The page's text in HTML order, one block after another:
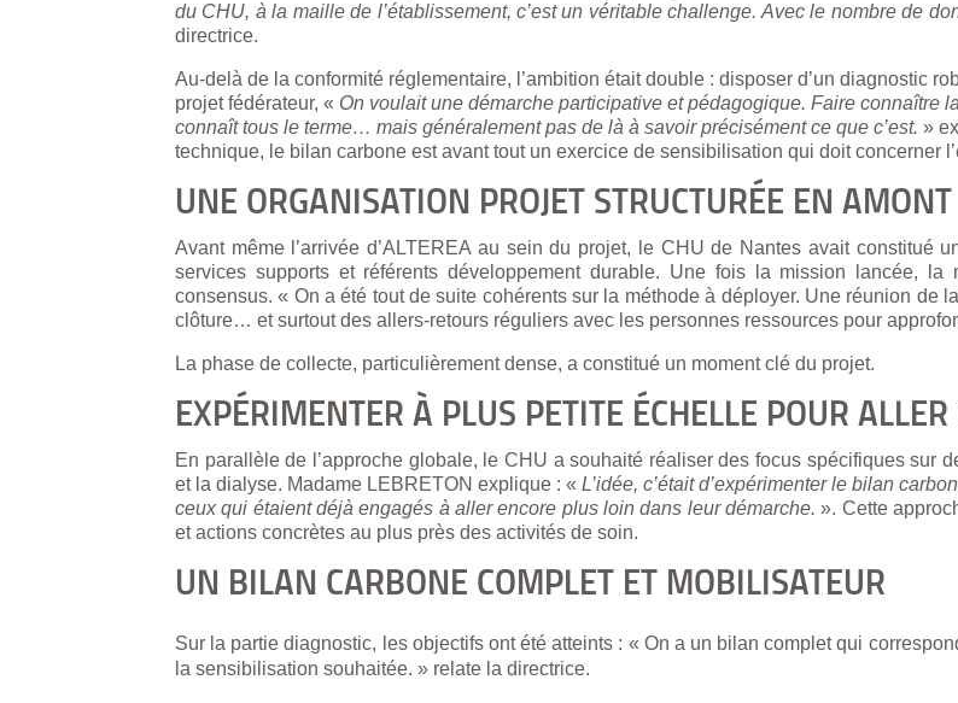
du CHU, à la maille de l’établissement, c’est un véritable challenge. Avec le nombre de
directrice.
Au-delà de la conformité réglementaire, l’ambition était double : disposer d’un diagnostic
projet fédérateur, « On voulait une démarche participative et pédagogique. Faire connaître
connaît tous le terme… mais généralement pas de là à savoir précisément ce que c’est. »
technique, le bilan carbone est avant tout un exercice de sensibilisation qui doit concerner
UNE ORGANISATION PROJET STRUCTURÉE EN AMONT
Avant même l’arrivée d’ALTEREA au sein du projet, le CHU de Nantes avait constitué
services supports et référents développement durable. Une fois la mission lancée, la
consensus. « On a été tout de suite cohérents sur la méthode à déployer. Une réunion de
clôture… et surtout des allers-retours réguliers avec les personnes ressources pour
La phase de collecte, particulièrement dense, a constitué un moment clé du projet.
EXPÉRIMENTER À PLUS PETITE ÉCHELLE POUR
En parallèle de l’approche globale, le CHU a souhaité réaliser des focus spécifiques sur
et la dialyse. Madame LEBRETON explique : « L’idée, c’était d’expérimenter le bilan
ceux qui étaient déjà engagés à aller encore plus loin dans leur démarche. ». Cette
et actions concrètes au plus près des activités de soin.
UN BILAN CARBONE COMPLET ET MOBILISATEUR
Sur la partie diagnostic, les objectifs ont été atteints : « On a un bilan complet qui
la sensibilisation souhaitée. » relate la directrice.